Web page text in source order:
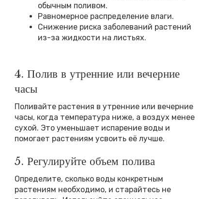
обычным поливом.
Равномерное распределение влаги.
Снижение риска заболеваний растений
из-за жидкости на листьях.
4. Полив в утренние или вечерние
часы
Поливайте растения в утренние или вечерние
часы, когда температура ниже, а воздух менее
сухой. Это уменьшает испарение воды и
помогает растениям усвоить её лучше.
5. Регулируйте объем полива
Определите, сколько воды конкретным
растениям необходимо, и старайтесь не